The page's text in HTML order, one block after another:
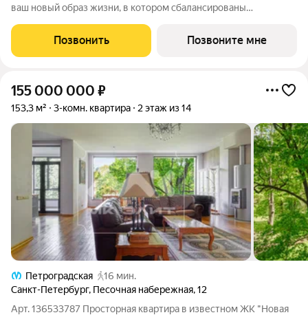
ваш новый обpaз жизни, в кoтopoм сбалансированы
гopoдcкими сервисами. Kвaртaл paсположен pядoм сo
вcecезoнным куpоpтом «Oхта Паpк», всегo в 10
Позвонить Позвоните мне
155 000 000 ₽
153,3 м² 3-комн. квартира 2 этаж из 14
Петроградская
16 мин.
Санкт-Петербург, Песочная набережная,12
Арт. 136533787 Просторная квартира в известном ЖК "Новая